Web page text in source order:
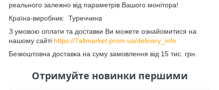
реального залежно від параметрів Вашого монітора!
Країна-виробник: Туреччина
З умовою оплати та доставки Ви можете ознайомитися на
нашому сайті https://7allmarket.prom.ua/delivery_info
Безкоштовна доставка на суму замовлення від 15 тис. грн.
Отримуйте новинки першими